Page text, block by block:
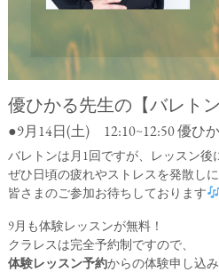
優ひかる先生の【バレトン
●9月14日(土) 12:10~12:50 優ひ
バレトンは月1回ですが、レッスン後
ぜひ日頃の疲れやストレスを発散し
皆さまのご参加お待ちしております
9月も体験レッスンが無料！
クラレスは完全予約制ですので、
体験レッスン予約からの体験申し込み